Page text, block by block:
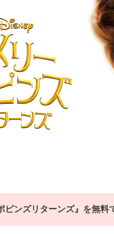
ピンズリターンズ』 を無料